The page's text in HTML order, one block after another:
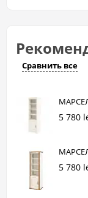
Сравнить все
5 780
5 780